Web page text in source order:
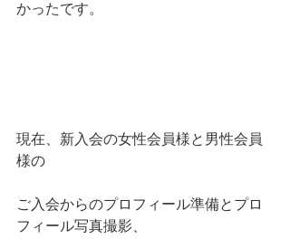
かったです。
現在、新入会の女性会員様と男性会員
様の
ご入会からのプロフィール準備とプロ
フィール写真撮影、